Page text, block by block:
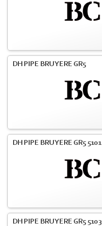
DH PIPE BRUYERE GR5
DH PIPE BRUYERE GR5 5101
DH PIPE BRUYERE GR5 5103